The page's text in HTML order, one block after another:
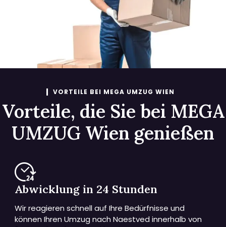
VORTEILE BEI MEGA UMZUG WIEN
Vorteile, die Sie bei MEGA
UMZUG Wien genießen
Abwicklung in 24 Stunden
Wir reagieren schnell auf Ihre Bedürfnisse und
können Ihren Umzug nach Naestved innerhalb von